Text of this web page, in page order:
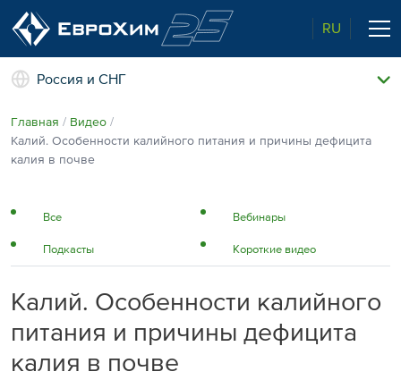
RU
Наши удобрения
О нас
Поддержка и сопровождение
Экологичность
Полевые опыты
Центр знаний
Россия и СНГ
Главная
Видео
Калий. Особенности калийного питания и причины дефицита
калия в почве
Все Вебинары
Подкасты Короткие видео
Калий. Особенности калийного
питания и причины дефицита
калия в почве